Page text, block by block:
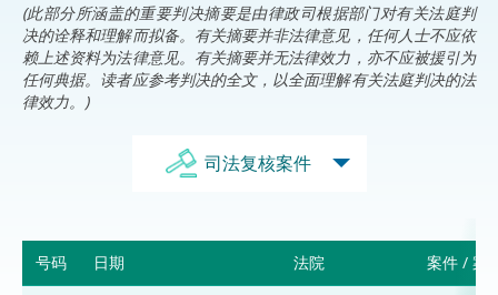
(此部分所涵盖的重要判决摘要是由律政司根据部门对有关法庭判
决的诠释和理解而拟备。有关摘要并非法律意见，任何人士不应依
赖上述资料为法律意见。有关摘要并无法律效力，亦不应被援引为
任何典据。读者应参考判决的全文，以全面理解有关法庭判决的法
律效力。)
司法复核案件
号码 日期 法院 案件 / 案